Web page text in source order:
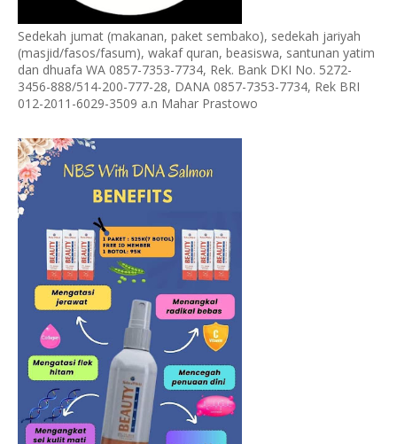
Sedekah jumat (makanan, paket sembako), sedekah jariyah
(masjid/fasos/fasum), wakaf quran, beasiswa, santunan yatim
dan dhuafa WA 0857-7353-7734, Rek. Bank DKI No. 5272-
3456-888/514-200-777-28, DANA 0857-7353-7734, Rek BRI
012-2011-6029-3509 a.n Mahar Prastowo